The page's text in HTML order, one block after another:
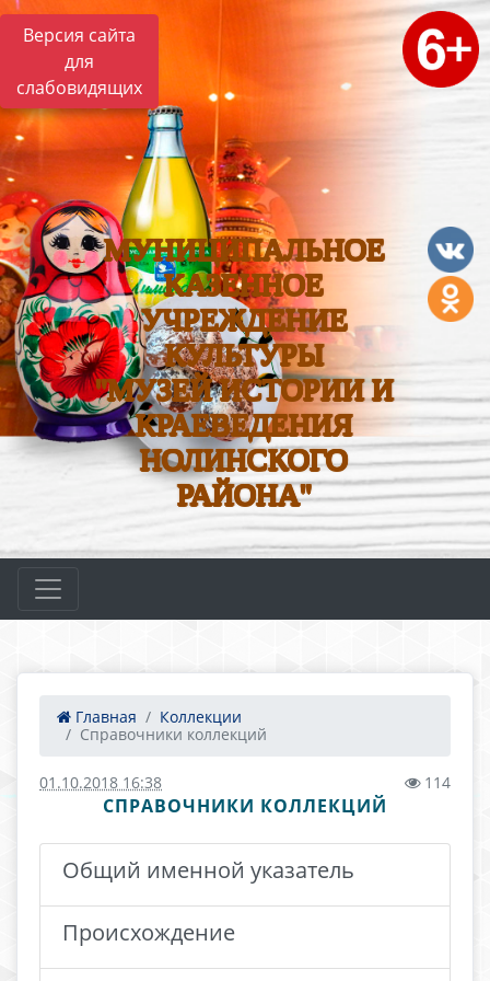
Версия сайта
для
слабовидящих
МУНИЦИПАЛЬНОЕ
КАЗЕННОЕ
УЧРЕЖДЕНИЕ
КУЛЬТУРЫ
"МУЗЕЙ ИСТОРИИ И
КРАЕВЕДЕНИЯ
НОЛИНСКОГО
РАЙОНА"
Главная
Коллекции
Справочники коллекций
01.10.2018 16:38 114
СПРАВОЧНИКИ КОЛЛЕКЦИЙ
Общий именной указатель
Происхождение